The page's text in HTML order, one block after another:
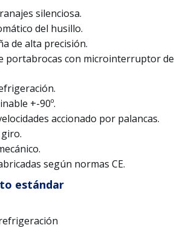
silenciosa.
del husillo.
de alta precisión.
portabrocas con microinterruptor de
+-90º.
accionado por palancas.
según normas CE.
estándar